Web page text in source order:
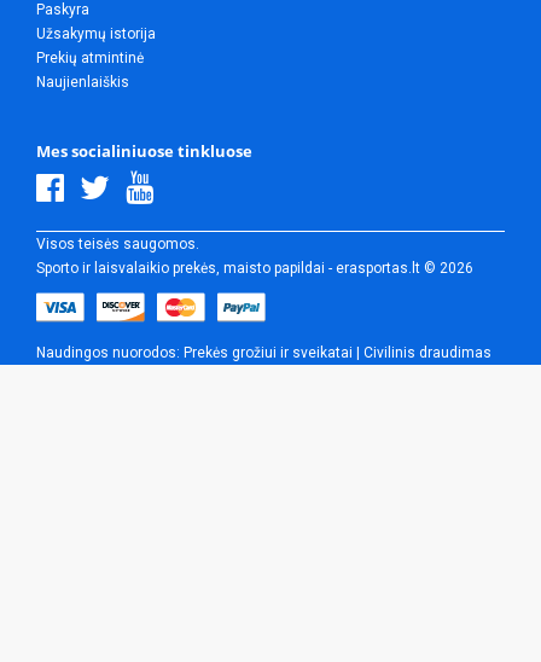
Paskyra
Užsakymų istorija
Prekių atmintinė
Naujienlaiškis
Mes socialiniuose tinkluose
Visos teisės saugomos.
Sporto ir laisvalaikio prekės, maisto papildai - erasportas.lt © 2026
Naudingos nuorodos: Prekės grožiui ir sveikatai | Civilinis draudimas